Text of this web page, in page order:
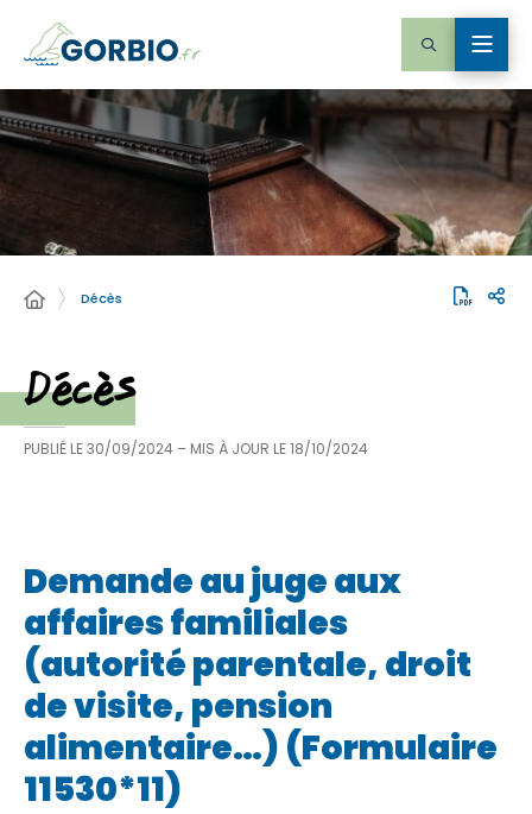
Décès
Décès
PUBLIÉ LE30/09/2024 – MIS À JOUR LE18/10/2024
Demande au juge aux
affaires familiales
(autorité parentale, droit
de visite, pension
alimentaire…) (Formulaire
11530*11)